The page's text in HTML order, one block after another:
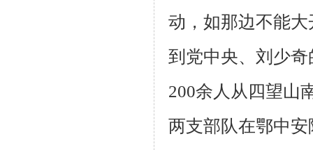
动，如那边不能
到党中央、刘少
200余人从四望山
两支部队在鄂中